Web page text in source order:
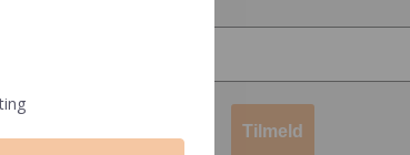
Tilmeld